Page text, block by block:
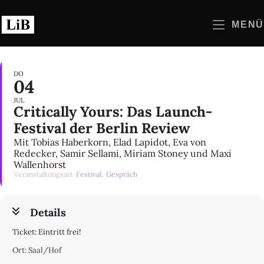
Inhalt
springen
MENÜ
DO
04
JUL
Critically Yours: Das Launch-
Festival der Berlin Review
Mit Tobias Haberkorn, Elad Lapidot, Eva von
Redecker, Samir Sellami, Miriam Stoney und Maxi
Wallenhorst
Veranstaltungsart Festival, Gespräch
Details
Ticket: Eintritt frei!
Ort: Saal/Hof